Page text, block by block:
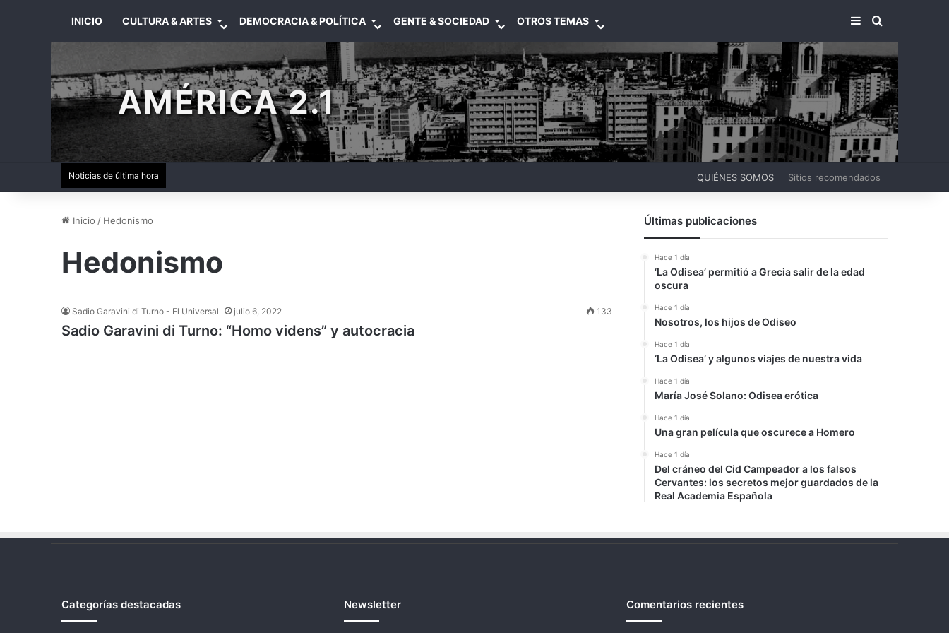
INICIO CULTURA & ARTES DEMOCRACIA & POLÍTICA GENTE & SOCIEDAD OTROS TEMAS BARRA LATERAL
BUSCAR
AMÉRICA 2.1
Noticias de última hora QUIÉNES SOMOS Sitios recomendados
Inicio / Hedonismo
Hedonismo
Sadio Garavini di Turno - El Universal julio 6, 2022 133
Sadio Garavini di Turno: “Homo videns” y autocracia
Últimas publicaciones
Hace 1 día
‘La Odisea’ permitió a Grecia salir de la edad
oscura
Hace 1 día
Nosotros, los hijos de Odiseo
Hace 1 día
‘La Odisea’ y algunos viajes de nuestra vida
Hace 1 día
María José Solano: Odisea erótica
Hace 1 día
Una gran película que oscurece a Homero
Hace 1 día
Del cráneo del Cid Campeador a los falsos
Cervantes: los secretos mejor guardados de la
Real Academia Española
Categorías destacadas Newsletter Comentarios recientes